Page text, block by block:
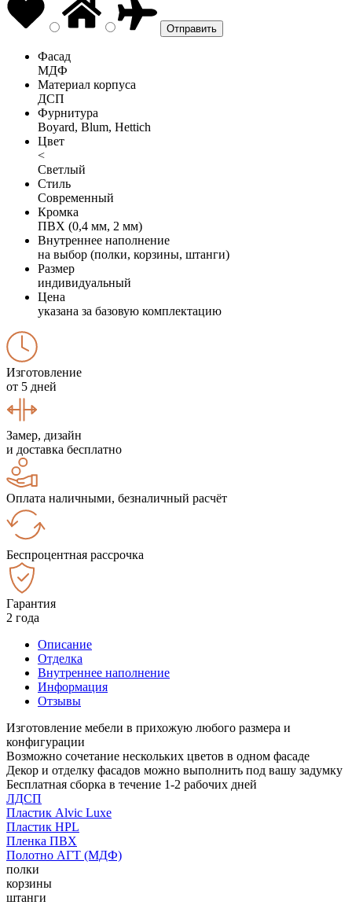
Фасад
МДФ
Материал корпуса
ДСП
Фурнитура
Boyard, Blum, Hettich
Цвет
<
Светлый
Стиль
Современный
Кромка
ПВХ (0,4 мм, 2 мм)
Внутреннее наполнение
на выбор (полки, корзины, штанги)
Размер
индивидуальный
Цена
указана за базовую комплектацию
Изготовление
от 5 дней
Замер, дизайн
и доставка бесплатно
Оплата наличными, безналичный расчёт
Беспроцентная рассрочка
Гарантия
2 года
Описание
Отделка
Внутреннее наполнение
Информация
Отзывы
Изготовление мебели в прихожую любого размера и
конфигурации
Возможно сочетание нескольких цветов в одном фасаде
Декор и отделку фасадов можно выполнить под вашу задумку
Бесплатная сборка в течение 1-2 рабочих дней
ЛДСП
Пластик Alvic Luxe
Пластик HPL
Пленка ПВХ
Полотно АГТ (МДФ)
полки
корзины
штанги